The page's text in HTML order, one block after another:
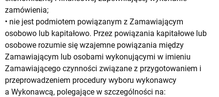
zamówienia;
• nie jest podmiotem powiązanym z Zamawiającym
osobowo lub kapitałowo. Przez powiązania kapitałowe lub
osobowe rozumie się wzajemne powiązania między
Zamawiającym lub osobami wykonującymi w imieniu
Zamawiającego czynności związane z przygotowaniem i
przeprowadzeniem procedury wyboru wykonawcy
a Wykonawcą, polegające w szczególności na: